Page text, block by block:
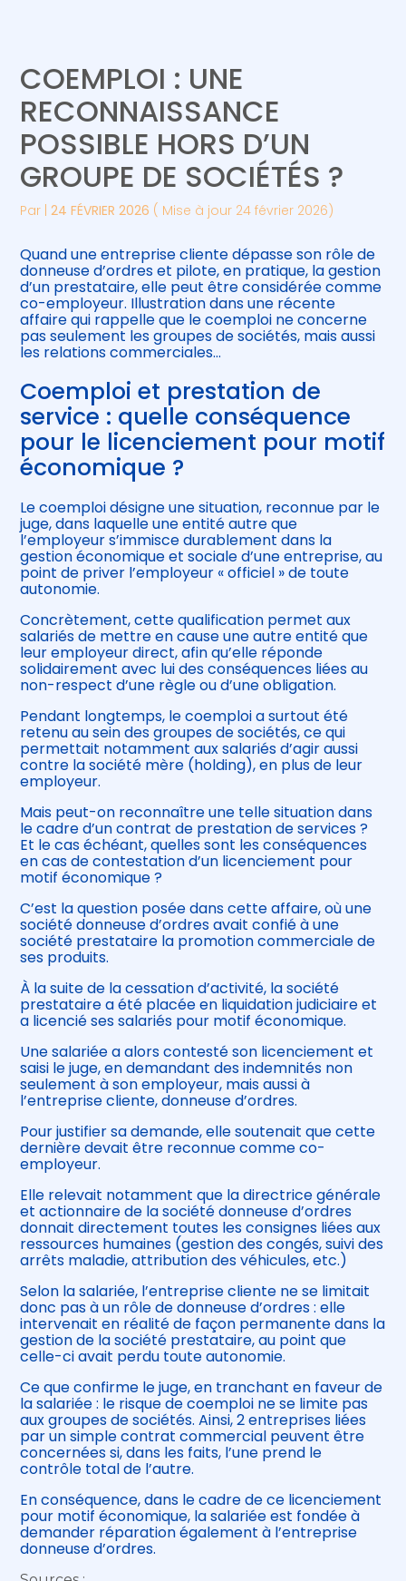
Gérer votre quotidien
Piloter votre entreprise
Développer votre entreprise
Être prêt pour la facturation
électronique
Suivre votre comptabilité
Gérer vos ressources humaines
COEMPLOI : UNE
RECONNAISSANCE
POSSIBLE HORS D’UN
GROUPE DE SOCIÉTÉS ?
Par |24 FÉVRIER 2026 ( Mise à jour 24 février 2026)
Quand une entreprise cliente dépasse son rôle de
donneuse d’ordres et pilote, en pratique, la gestion
d’un prestataire, elle peut être considérée comme
co-employeur. Illustration dans une récente
affaire qui rappelle que le coemploi ne concerne
pas seulement les groupes de sociétés, mais aussi
les relations commerciales…
Coemploi et prestation de
service : quelle conséquence
pour le licenciement pour motif
économique ?
Le coemploi désigne une situation, reconnue par le
juge, dans laquelle une entité autre que
l’employeur s’immisce durablement dans la
gestion économique et sociale d’une entreprise, au
point de priver l’employeur « officiel » de toute
autonomie.
Concrètement, cette qualification permet aux
salariés de mettre en cause une autre entité que
leur employeur direct, afin qu’elle réponde
solidairement avec lui des conséquences liées au
non-respect d’une règle ou d’une obligation.
Pendant longtemps, le coemploi a surtout été
retenu au sein des groupes de sociétés, ce qui
permettait notamment aux salariés d’agir aussi
contre la société mère (holding), en plus de leur
employeur.
Mais peut-on reconnaître une telle situation dans
le cadre d’un contrat de prestation de services ?
Et le cas échéant, quelles sont les conséquences
en cas de contestation d’un licenciement pour
motif économique ?
C’est la question posée dans cette affaire, où une
société donneuse d’ordres avait confié à une
société prestataire la promotion commerciale de
ses produits.
À la suite de la cessation d’activité, la société
prestataire a été placée en liquidation judiciaire et
a licencié ses salariés pour motif économique.
Une salariée a alors contesté son licenciement et
saisi le juge, en demandant des indemnités non
seulement à son employeur, mais aussi à
l’entreprise cliente, donneuse d’ordres.
Pour justifier sa demande, elle soutenait que cette
dernière devait être reconnue comme co-
employeur.
Elle relevait notamment que la directrice générale
et actionnaire de la société donneuse d’ordres
donnait directement toutes les consignes liées aux
ressources humaines (gestion des congés, suivi des
arrêts maladie, attribution des véhicules, etc.)
Selon la salariée, l’entreprise cliente ne se limitait
donc pas à un rôle de donneuse d’ordres : elle
intervenait en réalité de façon permanente dans la
gestion de la société prestataire, au point que
celle-ci avait perdu toute autonomie.
Ce que confirme le juge, en tranchant en faveur de
la salariée : le risque de coemploi ne se limite pas
aux groupes de sociétés. Ainsi, 2 entreprises liées
par un simple contrat commercial peuvent être
concernées si, dans les faits, l’une prend le
contrôle total de l’autre.
En conséquence, dans le cadre de ce licenciement
pour motif économique, la salariée est fondée à
demander réparation également à l’entreprise
donneuse d’ordres.